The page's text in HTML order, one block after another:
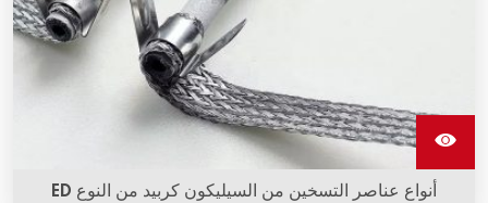
أنواع عناصر التسخين من السيليكون كربيد من النوع ED